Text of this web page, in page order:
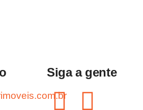
Siga a gente